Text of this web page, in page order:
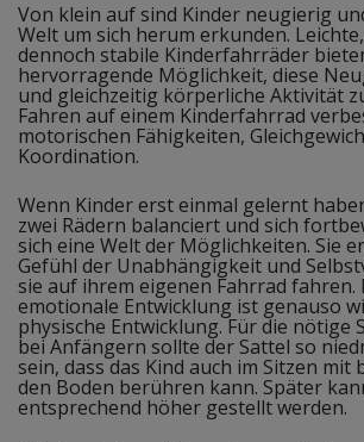
Von klein auf sind Kinder neugierig
Welt um sich herum erkunden.
dennoch stabile Kinderfahrräder
hervorragende Möglichkeit, diese
und gleichzeitig körperliche Aktivität
Fahren auf einem Kinderfahrrad
motorischen Fähigkeiten,
Koordination.
Wenn Kinder erst einmal gelernt
zwei Rädern balanciert und sich
sich eine Welt der Möglichkeiten. Sie
Gefühl der Unabhängigkeit und
sie auf ihrem eigenen Fahrrad fahren.
emotionale Entwicklung ist genauso
physische Entwicklung. Für die nötige
bei Anfängern sollte der Sattel so
sein, dass das Kind auch im Sitzen mit
den Boden berühren kann. Später
entsprechend höher gestellt werden.